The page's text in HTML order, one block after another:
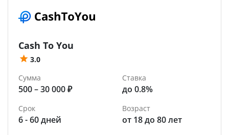
Cash To You
3.0
Сумма
500 – 30 000 ₽
Ставка
до 0.8%
Срок
6 - 60 дней
Возраст
от 18 до 80 лет